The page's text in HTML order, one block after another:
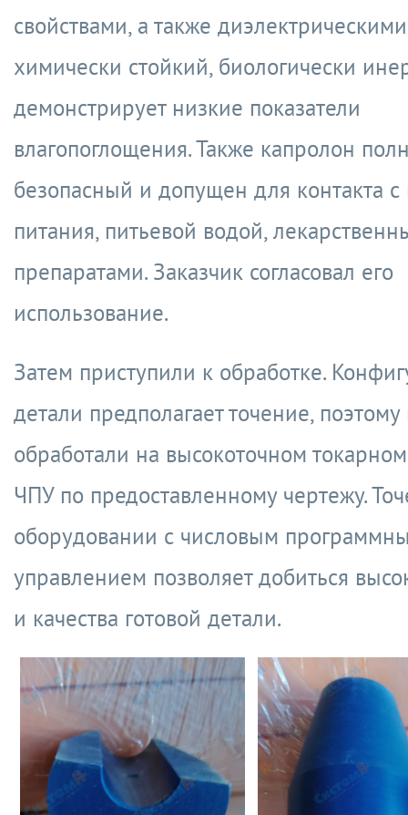
свойствами, а также
химически стойкий, биологически
демонстрирует низкие показатели
влагопоглощения. Также капролон
безопасный и допущен для контакта
питания, питьевой водой,
препаратами. Заказчик согласовал его
использование.
Затем приступили к обработке.
детали предполагает точение,
обработали на высокоточном
ЧПУ по предоставленному чертежу.
оборудовании с числовым
управлением позволяет добиться
и качества готовой детали.